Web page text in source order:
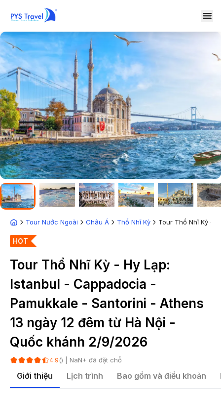
Tour Nước Ngoài Châu Á Thổ Nhĩ Kỳ Tour Thổ Nhĩ Kỳ -
HOT
Tour Thổ Nhĩ Kỳ - Hy Lạp:
Istanbul - Cappadocia -
Pamukkale - Santorini - Athens
13 ngày 12 đêm từ Hà Nội -
Quốc khánh 2/9/2026
4.9 () | NaN+ đã đặt chỗ
Giới thiệu Lịch trình Bao gồm và điều khoản